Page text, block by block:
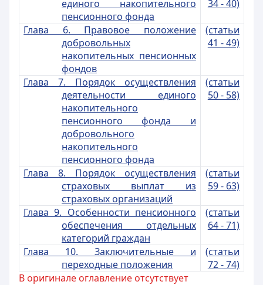
единого накопительного
пенсионного фонда
34 - 40)
Глава 6. Правовое положение
добровольных
накопительных пенсионных
фондов
(статьи
41 - 49)
Глава 7. Порядок осуществления
деятельности единого
накопительного
пенсионного фонда и
добровольного
накопительного
пенсионного фонда
(статьи
50 - 58)
Глава 8. Порядок осуществления
страховых выплат из
страховых организаций
(статьи
59 - 63)
Глава 9. Особенности пенсионного
обеспечения отдельных
категорий граждан
(статьи
64 - 71)
Глава 10. Заключительные и
переходные положения
(статьи
72 - 74)
В оригинале оглавление отсутствует